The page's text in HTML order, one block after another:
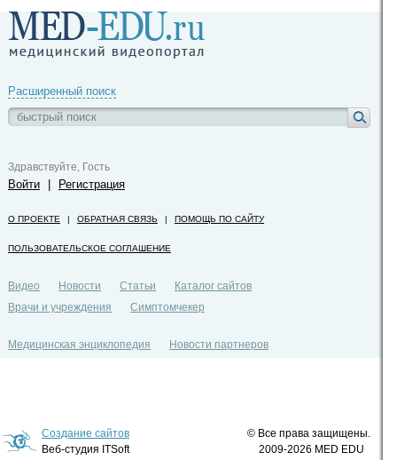
Расширенный поиск
Здравствуйте, Гость
Войти Регистрация
О ПРОЕКТЕ | ОБРАТНАЯ СВЯЗЬ | ПОМОЩЬ ПО САЙТУ
ПОЛЬЗОВАТЕЛЬСКОЕ СОГЛАШЕНИЕ
Видео Новости Статьи
Каталог сайтов
Врачи и учреждения
Симптомчекер
Медицинская энциклопедия
Новости партнеров
Создание сайтов
Веб-студия ITSoft
© Все права защищены.
2009-2026 MED EDU